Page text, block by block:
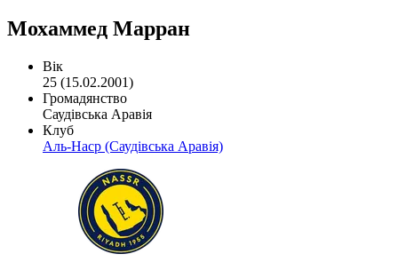
Мохаммед Марран
Вік
25 (15.02.2001)
Громадянство
Саудівська Аравія
Клуб
Аль-Наср (Саудівська Аравія)